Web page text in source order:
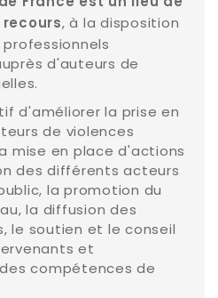
de France est un lieu de
, à la disposition
d'auteurs de
d'améliorer la prise en
de violences
mise en place d'actions
des différents acteurs
la promotion du
la diffusion des
le soutien et le conseil
et
compétences de